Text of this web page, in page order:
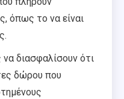
όπως το να είναι
διασφαλίσουν ότι
δώρου που